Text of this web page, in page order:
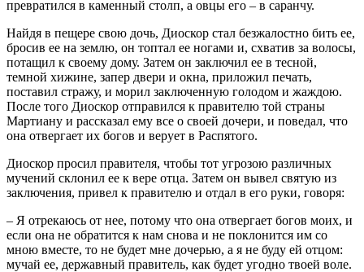
превратился в каменный столп, а овцы его – в саранчу.
Найдя в пещере свою дочь, Диоскор стал безжалостно бить ее,
бросив ее на землю, он топтал ее ногами и, схватив за волосы,
потащил к своему дому. Затем он заключил ее в тесной,
темной хижине, запер двери и окна, приложил печать,
поставил стражу, и морил заключенную голодом и жаждою.
После того Диоскор отправился к правителю той страны
Мартиану и рассказал ему все о своей дочери, и поведал, что
она отвергает их богов и верует в Распятого.
Диоскор просил правителя, чтобы тот угрозою различных
мучений склонил ее к вере отца. Затем он вывел святую из
заключения, привел к правителю и отдал в его руки, говоря:
– Я отрекаюсь от нее, потому что она отвергает богов моих, и
если она не обратится к нам снова и не поклонится им со
мною вместе, то не будет мне дочерью, а я не буду ей отцом:
мучай ее, державный правитель, как будет угодно твоей воле.